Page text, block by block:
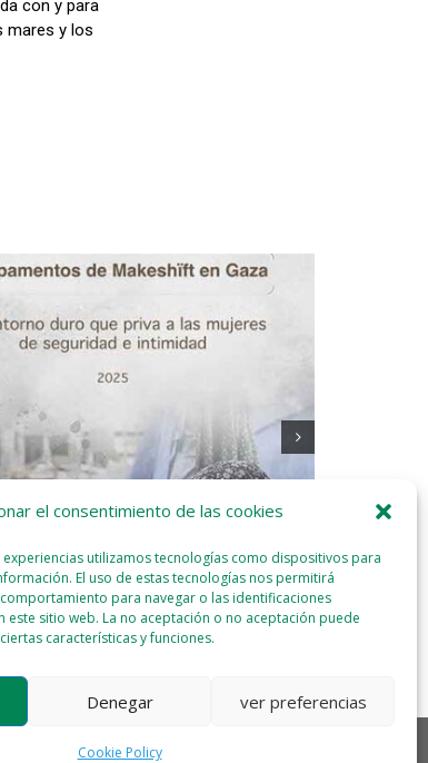
el consentimiento de las cookies
utilizamos tecnologías como dispositivos para
El uso de estas tecnologías nos permitirá
para navegar o las identificaciones
este sitio web. La no aceptación o no aceptación puede
características y funciones.
Denegar ver preferencias
Cookie Policy
con y para
mares y los
las «terribles condiciones» de las
campamentos de Gaza
- 19
WEBMASTER
Naturklima: